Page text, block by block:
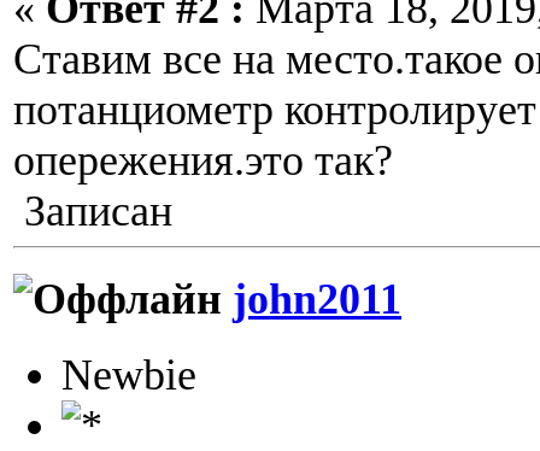
Ставим все на место.такое
потанциометр
опережения.это так?
Записан
john2011
Newbie